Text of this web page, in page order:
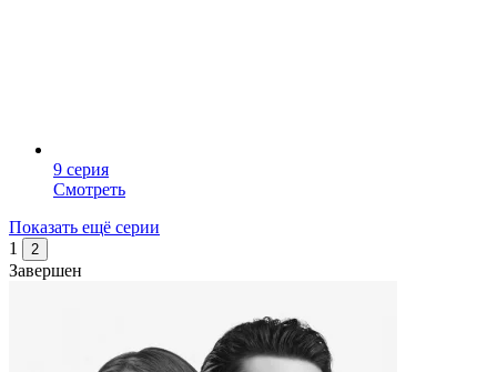
9 серия
Смотреть
Показать ещё серии
1
2
Завершен